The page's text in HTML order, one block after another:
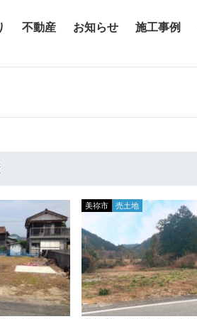
(current)
不動産 お知らせ 施工事例
美祢市 売土地